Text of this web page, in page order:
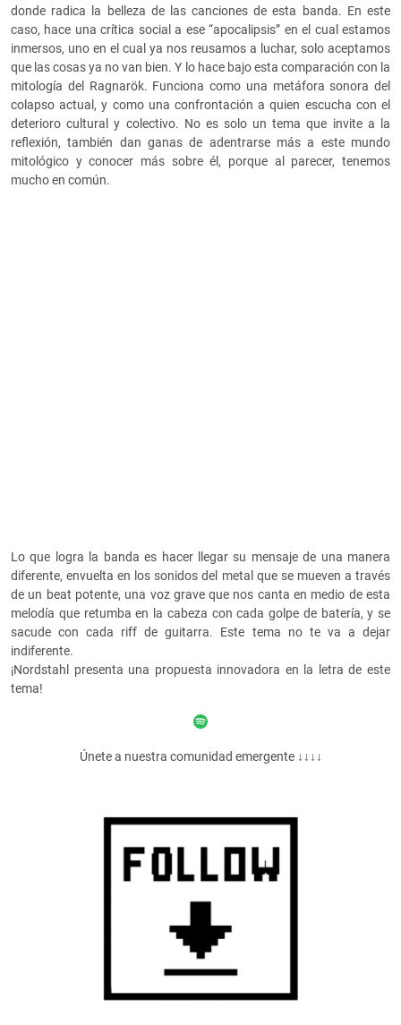
donde radica la belleza de las canciones de esta banda. En este
caso, hace una crítica social a ese “apocalipsis” en el cual estamos
inmersos, uno en el cual ya nos reusamos a luchar, solo aceptamos
que las cosas ya no van bien. Y lo hace bajo esta comparación con la
mitología del Ragnarök. Funciona como una metáfora sonora del
colapso actual, y como una confrontación a quien escucha con el
deterioro cultural y colectivo. No es solo un tema que invite a la
reflexión, también dan ganas de adentrarse más a este mundo
mitológico y conocer más sobre él, porque al parecer, tenemos
mucho en común.
Lo que logra la banda es hacer llegar su mensaje de una manera
diferente, envuelta en los sonidos del metal que se mueven a través
de un beat potente, una voz grave que nos canta en medio de esta
melodía que retumba en la cabeza con cada golpe de batería, y se
sacude con cada riff de guitarra. Este tema no te va a dejar
indiferente.
¡Nordstahl presenta una propuesta innovadora en la letra de este
tema!
Únete a nuestra comunidad emergente ↓↓↓↓